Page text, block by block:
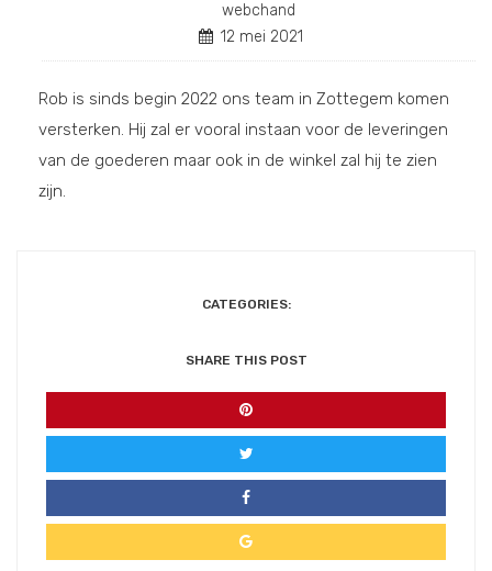
webchand
12 mei 2021
Rob is sinds begin 2022 ons team in Zottegem komen
versterken. Hij zal er vooral instaan voor de leveringen
van de goederen maar ook in de winkel zal hij te zien
zijn.
CATEGORIES:
SHARE THIS POST